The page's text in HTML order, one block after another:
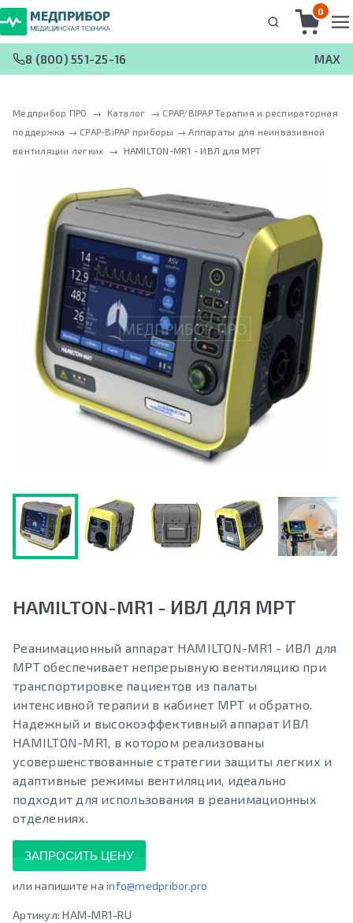
0
8 (800) 551-25-16 MAX
Медприбор ПРО → Каталог → CPAP/BIPAP Терапия и респираторная
поддержка → CPAP-BiPAP приборы → Аппараты для неинвазивной
вентиляции легких → HAMILTON-MR1 - ИВЛ для МРТ
HAMILTON-MR1 - ИВЛ ДЛЯ МРТ
Реанимационный аппарат HAMILTON-MR1 - ИВЛ для
МРТ обеспечивает непрерывную вентиляцию при
транспортировке пациентов из палаты
интенсивной терапии в кабинет МРТ и обратно.
Надежный и высокоэффективный аппарат ИВЛ
HAMILTON-MR1, в котором реализованы
усовершенствованные стратегии защиты легких и
адаптивные режимы вентиляции, идеально
подходит для использования в реанимационных
отделениях.
ЗАПРОСИТЬ ЦЕНУ
или напишите на info@medpribor.pro
Артикул:HAM-MR1-RU